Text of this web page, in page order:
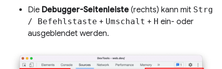
Die Debugger-Seitenleiste (rechts) kann mit Strg
/ Befehlstaste + Umschalt + H ein- oder
ausgeblendet werden.